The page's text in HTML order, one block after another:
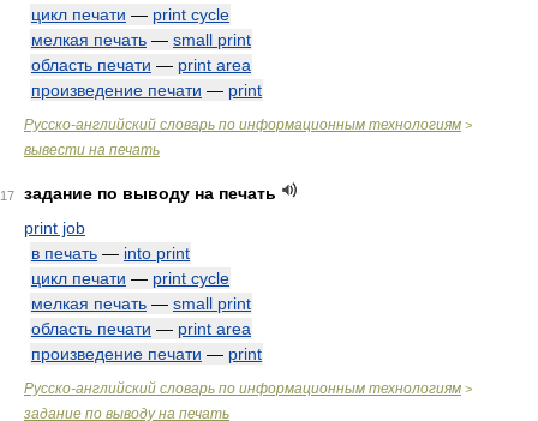
цикл печати — print cycle
мелкая печать — small print
область печати — print area
произведение печати — print
Русско-английский словарь по информационным технологиям >
вывести на печать
17
задание по выводу на печать
print job
в печать — into print
цикл печати — print cycle
мелкая печать — small print
область печати — print area
произведение печати — print
Русско-английский словарь по информационным технологиям >
задание по выводу на печать